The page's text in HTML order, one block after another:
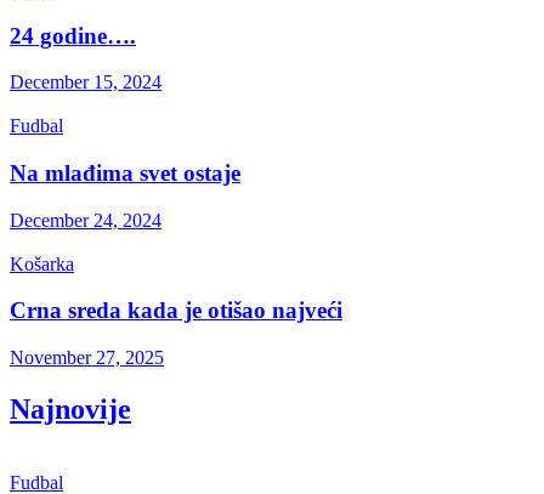
24 godine….
December 15, 2024
Fudbal
Na mlađima svet ostaje
December 24, 2024
Košarka
Crna sreda kada je otišao najveći
November 27, 2025
Najnovije
Fudbal